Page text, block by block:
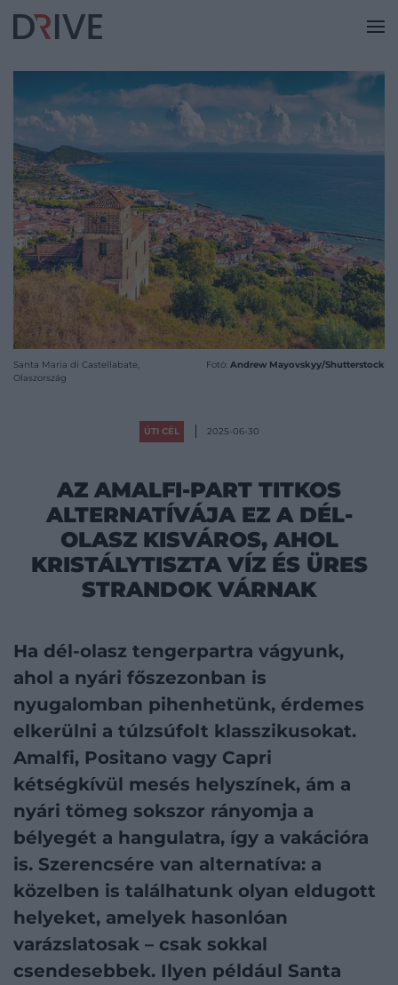
Santa Maria di Castellabate,
Olaszország
Fotó: Andrew Mayovskyy/Shutterstock
ÚTI CÉL 2025-06-30
AZ AMALFI-PART TITKOS
ALTERNATÍVÁJA EZ A DÉL-
OLASZ KISVÁROS, AHOL
KRISTÁLYTISZTA VÍZ ÉS ÜRES
STRANDOK VÁRNAK
Ha dél-olasz tengerpartra vágyunk,
ahol a nyári főszezonban is
nyugalomban pihenhetünk, érdemes
elkerülni a túlzsúfolt klasszikusokat.
Amalfi, Positano vagy Capri
kétségkívül mesés helyszínek, ám a
nyári tömeg sokszor rányomja a
bélyegét a hangulatra, így a vakációra
is. Szerencsére van alternatíva: a
közelben is találhatunk olyan eldugott
helyeket, amelyek hasonlóan
varázslatosak – csak sokkal
csendesebbek. Ilyen például Santa